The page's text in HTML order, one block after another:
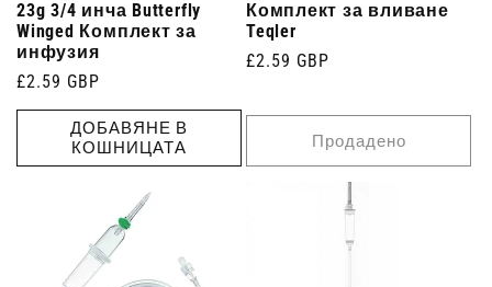
23g 3/4 инча Butterfly
Winged Комплект за
инфузия
Редовна
цена
£2.59 GBP
ДОБАВЯНЕ В
КОШНИЦАТА
Комплект за вливане
Teqler
Редовна
£2.59 GBP
Продадено